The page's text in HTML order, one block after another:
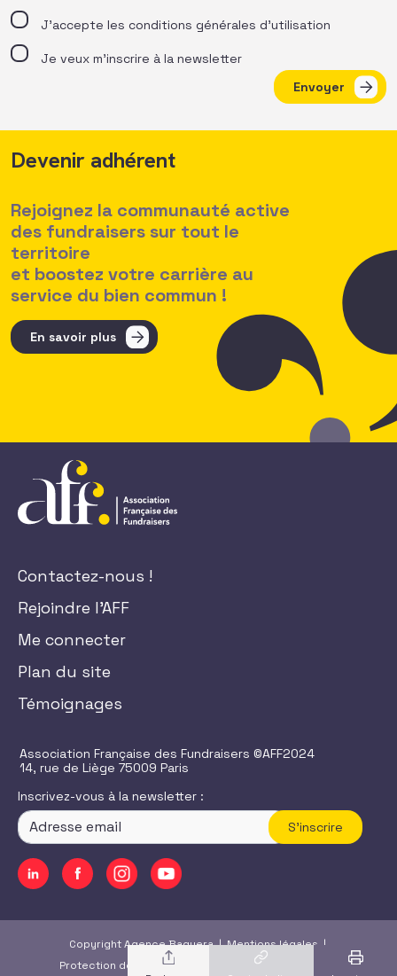
J’accepte les conditions générales d’utilisation
Je veux m'inscrire à la newsletter
Envoyer
Devenir adhérent
Rejoignez la communauté active
des fundraisers sur tout le
territoire
et boostez votre carrière au
service du bien commun !
En savoir plus
Contactez-nous !
Rejoindre l'AFF
Me connecter
Plan du site
Témoignages
Association Française des Fundraisers ©AFF2024
14, rue de Liège 75009 Paris
Inscrivez-vous à la newsletter :
S'inscrire
Copyright Agence Baguera |Mentions légales |
Protection des données
|